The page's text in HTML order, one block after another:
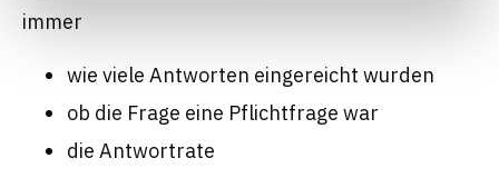
immer
wie viele Antworten eingereicht wurden
ob die Frage eine Pflichtfrage war
die Antwortrate